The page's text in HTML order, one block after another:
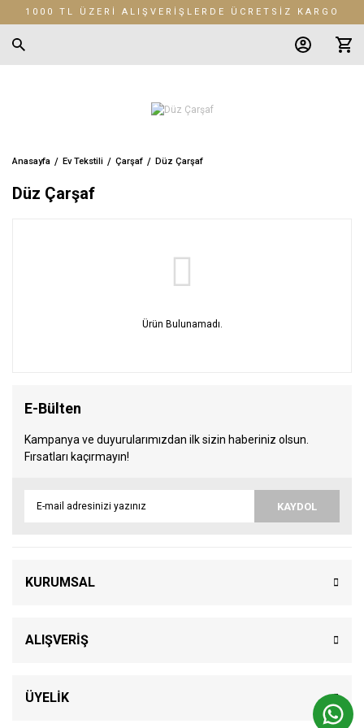
1000 TL ÜZERİ ALIŞVERİŞLERDE ÜCRETSİZ KARGO
Anasayfa Ev Tekstili Çarşaf Düz Çarşaf
Düz Çarşaf
Ürün Bulunamadı.
E-Bülten
Kampanya ve duyurularımızdan ilk sizin haberiniz olsun.
Fırsatları kaçırmayın!
KAYDOL
KURUMSAL
ALIŞVERİŞ
ÜYELİK